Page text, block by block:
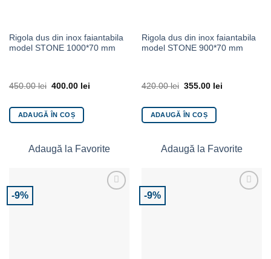
Rigola dus din inox faiantabila
model STONE 1000*70 mm
450.00lei 400.00 lei
ADAUGĂ ÎN COȘ
Adaugă la Favorite
Rigola dus din inox faiantabila
model STONE 900*70 mm
420.00lei 355.00 lei
ADAUGĂ ÎN COȘ
Adaugă la Favorite
-9% -9%